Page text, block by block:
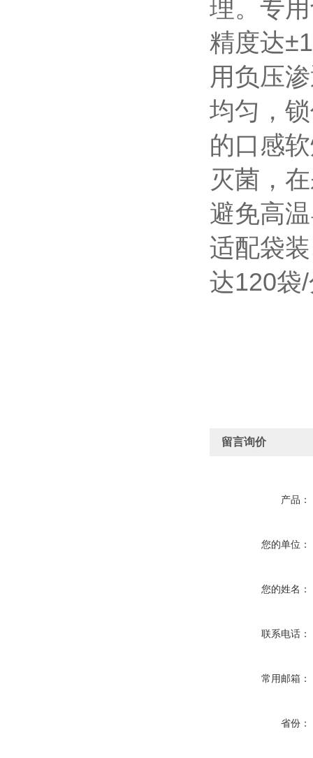
理。专
精度达
用负压
均匀，
的口感
灭菌，
避免高
适配袋
达120袋
留言询价
产品：
您的单位：
您的姓名：
联系电话：
常用邮箱：
省份：